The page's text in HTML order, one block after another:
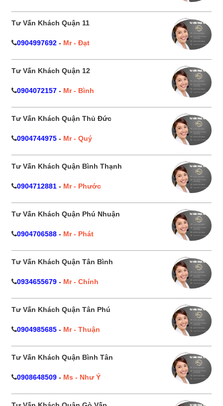
Tư Vấn Khách Quận 11
0904997692 - Mr - Đạt
Tư Vấn Khách Quận 12
0904072157 - Mr - Bình
Tư Vấn Khách Quận Thủ Đức
0904744975 - Mr - Quý
Tư Vấn Khách Quận Bình Thạnh
0904712881 - Mr - Phước
Tư Vấn Khách Quận Phú Nhuận
0904706588 - Mr - Phát
Tư Vấn Khách Quận Tân Bình
0934655679 - Mr - Chính
Tư Vấn Khách Quận Tân Phú
0904985685 - Mr - Thuận
Tư Vấn Khách Quận Bình Tân
0908648509 - Ms - Như Ý